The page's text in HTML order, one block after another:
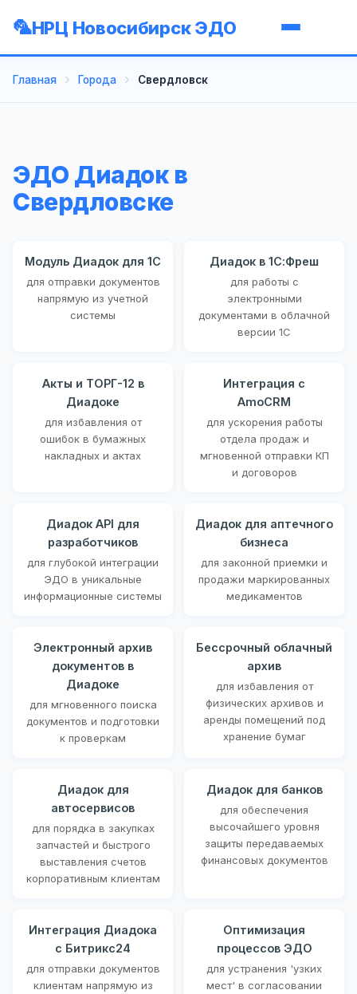
НРЦ Новосибирск ЭДО
Главная Города Свердловск
ЭДО Диадок в
Свердловске
Модуль Диадок для 1С
для отправки документов
напрямую из учетной
системы
Диадок в 1С:Фреш
для работы с
электронными
документами в облачной
версии 1С
Акты и ТОРГ-12 в
Диадоке
для избавления от
ошибок в бумажных
накладных и актах
Интеграция с
AmoCRM
для ускорения работы
отдела продаж и
мгновенной отправки КП
и договоров
Диадок API для
разработчиков
для глубокой интеграции
ЭДО в уникальные
информационные системы
Диадок для аптечного
бизнеса
для законной приемки и
продажи маркированных
медикаментов
Электронный архив
документов в
Диадоке
для мгновенного поиска
документов и подготовки
к проверкам
Бессрочный облачный
архив
для избавления от
физических архивов и
аренды помещений под
хранение бумаг
Диадок для
автосервисов
для порядка в закупках
запчастей и быстрого
выставления счетов
корпоративным клиентам
Диадок для банков
для обеспечения
высочайшего уровня
защиты передаваемых
финансовых документов
Интеграция Диадока
с Битрикс24
для отправки документов
клиентам напрямую из
Оптимизация
процессов ЭДО
для устранения 'узких
мест' в согласовании